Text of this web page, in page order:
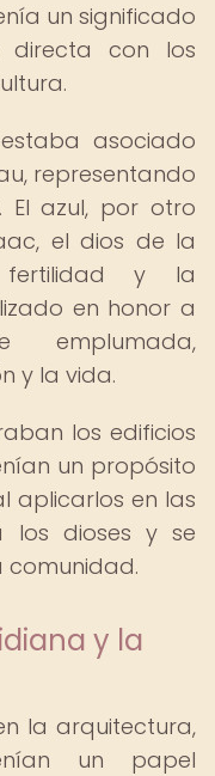
un significado
directa con los
asociado
representando
azul, por otro
el dios de la
fertilidad y la
en honor a
emplumada,
y la vida.
los edificios
un propósito
aplicarlos en las
los dioses y se
y la
la arquitectura,
un papel